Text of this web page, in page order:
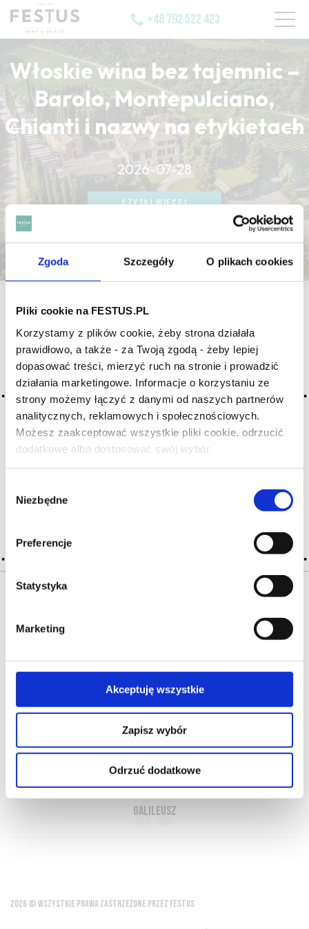
Zgoda Szczegóły O plikach cookies
Pliki cookie na FESTUS.PL
Korzystamy z plików cookie, żeby strona działała
prawidłowo, a także - za Twoją zgodą - żeby lepiej
dopasować treści, mierzyć ruch na stronie i prowadzić
działania marketingowe. Informacje o korzystaniu ze
strony możemy łączyć z danymi od naszych partnerów
analitycznych, reklamowych i społecznościowych.
Możesz zaakceptować wszystkie pliki cookie, odrzucić
dodatkowe albo dostosować swój wybór.
zgody
Niezbędne
Preferencje
Statystyka
Marketing
Akceptuję wszystkie
Zapisz wybór
Odrzuć dodatkowe
Czy masz ukończone 18 lat?
+48 792 522 423
Włoskie wina bez tajemnic –
Barolo, Montepulciano,
Chianti i nazwy na etykietach
2026-07-28
CZYTAJ WIĘCEJ
CZYTAJ WIĘCEJ
CZYTAJ WIĘCEJ
Archiwum wpisów tagu:
atténué
osłabione
2016-05-10
wino coraz cieńsze na podniebieniu, tracące owocowość
i ciało; negatywne określenie zwykle odnoszone do starego
O NAS OFERTA ONLINE PRODUCENCI
BLOG
PRZEWODNIK
SŁOWNIK
Wino to światło słońca uwięzione w wodzie
Galileusz
2026 © WSZYSTKIE PRAWA ZASTRZEŻONE PRZEZ FESTUS